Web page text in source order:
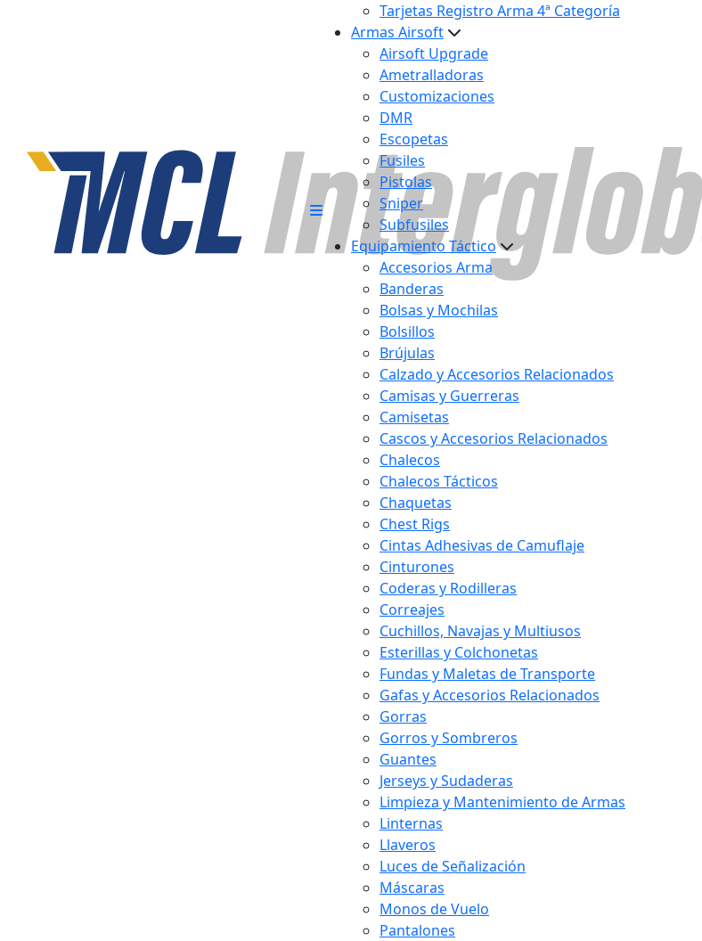
Tarjetas Registro Arma 4ª Categoría
Armas Airsoft
Airsoft Upgrade
Ametralladoras
Customizaciones
DMR
Escopetas
Fusiles
Pistolas
Sniper
Subfusiles
Equipamiento Táctico
Accesorios Arma
Banderas
Bolsas y Mochilas
Bolsillos
Brújulas
Calzado y Accesorios Relacionados
Camisas y Guerreras
Camisetas
Cascos y Accesorios Relacionados
Chalecos
Chalecos Tácticos
Chaquetas
Chest Rigs
Cintas Adhesivas de Camuflaje
Cinturones
Coderas y Rodilleras
Correajes
Cuchillos, Navajas y Multiusos
Esterillas y Colchonetas
Fundas y Maletas de Transporte
Gafas y Accesorios Relacionados
Gorras
Gorros y Sombreros
Guantes
Jerseys y Sudaderas
Limpieza y Mantenimiento de Armas
Linternas
Llaveros
Luces de Señalización
Máscaras
Monos de Vuelo
Pantalones